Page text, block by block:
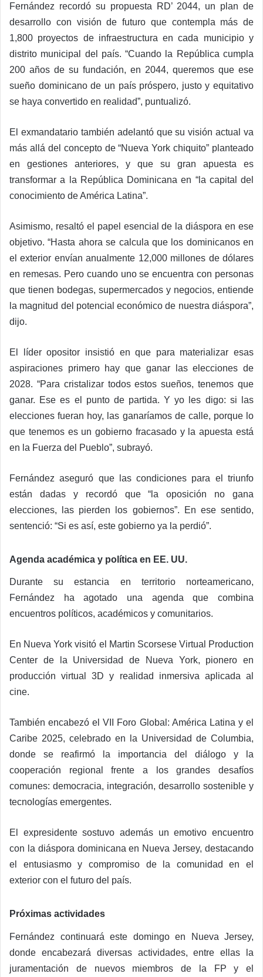
Fernández recordó su propuesta RD’ 2044, un plan de
desarrollo con visión de futuro que contempla más de
1,800 proyectos de infraestructura en cada municipio y
distrito municipal del país. “Cuando la República cumpla
200 años de su fundación, en 2044, queremos que ese
sueño dominicano de un país próspero, justo y equitativo
se haya convertido en realidad”, puntualizó.
El exmandatario también adelantó que su visión actual va
más allá del concepto de “Nueva York chiquito” planteado
en gestiones anteriores, y que su gran apuesta es
transformar a la República Dominicana en “la capital del
conocimiento de América Latina”.
Asimismo, resaltó el papel esencial de la diáspora en ese
objetivo. “Hasta ahora se calcula que los dominicanos en
el exterior envían anualmente 12,000 millones de dólares
en remesas. Pero cuando uno se encuentra con personas
que tienen bodegas, supermercados y negocios, entiende
la magnitud del potencial económico de nuestra diáspora”,
dijo.
El líder opositor insistió en que para materializar esas
aspiraciones primero hay que ganar las elecciones de
2028. “Para cristalizar todos estos sueños, tenemos que
ganar. Ese es el punto de partida. Y yo les digo: si las
elecciones fueran hoy, las ganaríamos de calle, porque lo
que tenemos es un gobierno fracasado y la apuesta está
en la Fuerza del Pueblo”, subrayó.
Fernández aseguró que las condiciones para el triunfo
están dadas y recordó que “la oposición no gana
elecciones, las pierden los gobiernos”. En ese sentido,
sentenció: “Si es así, este gobierno ya la perdió”.
Agenda académica y política en EE. UU.
Durante su estancia en territorio norteamericano,
Fernández ha agotado una agenda que combina
encuentros políticos, académicos y comunitarios.
En Nueva York visitó el Martin Scorsese Virtual Production
Center de la Universidad de Nueva York, pionero en
producción virtual 3D y realidad inmersiva aplicada al
cine.
También encabezó el VII Foro Global: América Latina y el
Caribe 2025, celebrado en la Universidad de Columbia,
donde se reafirmó la importancia del diálogo y la
cooperación regional frente a los grandes desafíos
comunes: democracia, integración, desarrollo sostenible y
tecnologías emergentes.
El expresidente sostuvo además un emotivo encuentro
con la diáspora dominicana en Nueva Jersey, destacando
el entusiasmo y compromiso de la comunidad en el
exterior con el futuro del país.
Próximas actividades
Fernández continuará este domingo en Nueva Jersey,
donde encabezará diversas actividades, entre ellas la
juramentación de nuevos miembros de la FP y el